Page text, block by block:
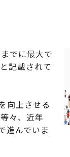
でに最大で
記載されて
向上させる
々、近年
進んでいま